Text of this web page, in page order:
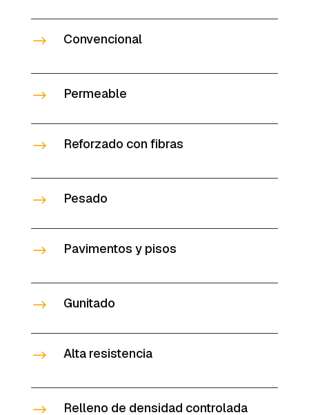
$ Convencional
$ Permeable
$ Reforzado con fibras
$ Pesado
$ Pavimentos y pisos
$ Gunitado
$ Alta resistencia
$ Relleno de densidad controlada